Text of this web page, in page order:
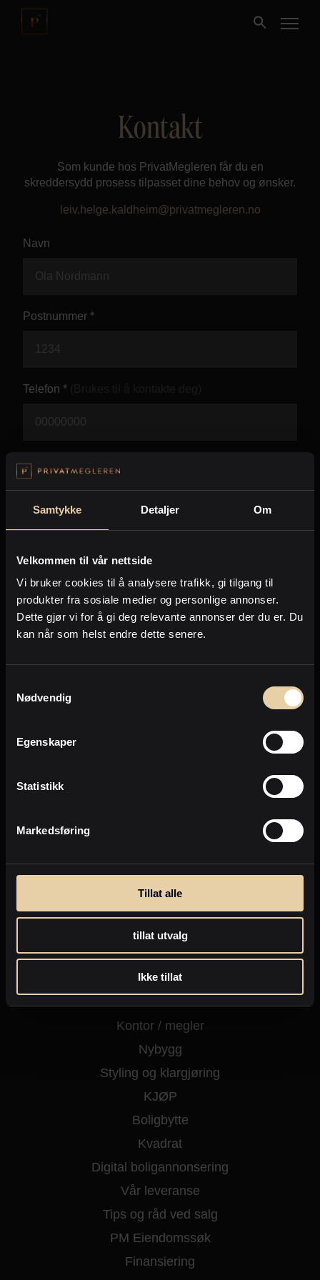
Samtykke Detaljer Om
Velkommen til vår nettside
Vi bruker cookies til å analysere trafikk, gi tilgang til
produkter fra sosiale medier og personlige annonser.
Dette gjør vi for å gi deg relevante annonser der du er. Du
kan når som helst endre dette senere.
Nødvendig
Egenskaper
Statistikk
Markedsføring
Tillat alle
tillat utvalg
Ikke tillat
Nybygg
Næring
Kontor og megler
Digital boligannonsering
Styling og klargjøring
Kjøpsmegling
Stillinger
Kontakt
Som kunde hos PrivatMegleren får du en
skreddersydd prosess tilpasset dine behov og ønsker.
leiv.helge.kaldheim@privatmegleren.no
Navn
Postnummer *
Telefon *
E-post *
Beskjed *
Selge eiendom
Kjøpe eiendom
Fritidseiendom
Kontor / megler
Nybygg
Styling og klargjøring
KJØP
Boligbytte
Kvadrat
Digital boligannonsering
Vår leveranse
Tips og råd ved salg
PM Eiendomssøk
Finansiering